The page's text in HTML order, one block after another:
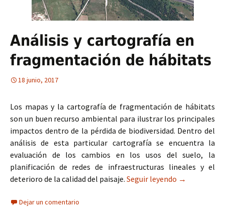
Análisis y cartografía en
fragmentación de hábitats
18 junio, 2017
Los mapas y la cartografía de fragmentación de hábitats
son un buen recurso ambiental para ilustrar los principales
impactos dentro de la pérdida de biodiversidad. Dentro del
análisis de esta particular cartografía se encuentra la
evaluación de los cambios en los usos del suelo, la
planificación de redes de infraestructuras lineales y el
deterioro de la calidad del paisaje. Seguir leyendo Análisis y
→
Dejar un comentario